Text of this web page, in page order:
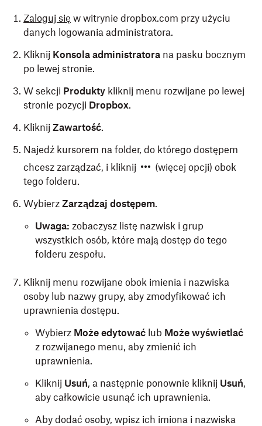
Zaloguj się w witrynie dropbox.com przy użyciu
danych logowania administratora.
Kliknij Konsola administratora na pasku bocznym
po lewej stronie.
W sekcji Produkty kliknij menu rozwijane po lewej
stronie pozycji Dropbox.
Kliknij Zawartość.
Najedź kursorem na folder, do którego dostępem
chcesz zarządzać, i kliknij
(więcej opcji) obok
tego folderu.
Wybierz Zarządzaj dostępem.
Uwaga: zobaczysz listę nazwisk i grup
wszystkich osób, które mają dostęp do tego
folderu zespołu.
Kliknij menu rozwijane obok imienia i nazwiska
osoby lub nazwy grupy, aby zmodyfikować ich
uprawnienia dostępu.
Wybierz Może edytować lub Może wyświetlać
z rozwijanego menu, aby zmienić ich
uprawnienia.
Kliknij Usuń, a następnie ponownie kliknij Usuń,
aby całkowicie usunąć ich uprawnienia.
Aby dodać osoby, wpisz ich imiona i nazwiska